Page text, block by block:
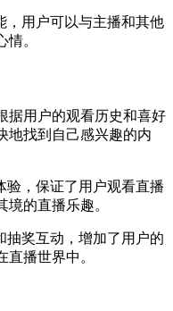
，用户可以与主播和其他
。
据用户的观看历史和喜好
地找到自己感兴趣的内
验，保证了用户观看直播
的直播乐趣。
抽奖互动，增加了用户的
播世界中。